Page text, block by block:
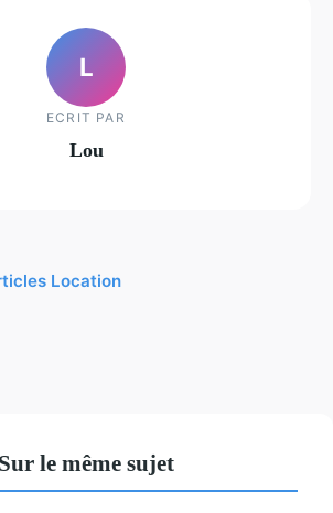
L
ECRIT PAR
Lou
Location
le même sujet